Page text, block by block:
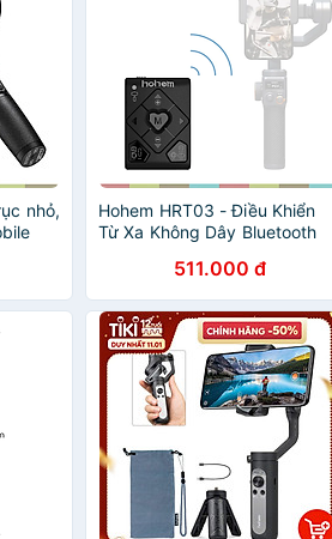
nhỏ,
Hohem HRT03 - Điều Khiển
Từ Xa Không Dây Bluetooth
chính hãng511.000 đ